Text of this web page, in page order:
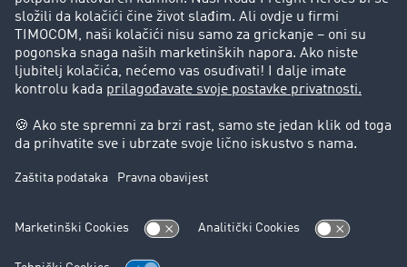
Korisnici preporučuju korisnike
Blog
Zabrane vožnje za kamione
Pravni
Impresum